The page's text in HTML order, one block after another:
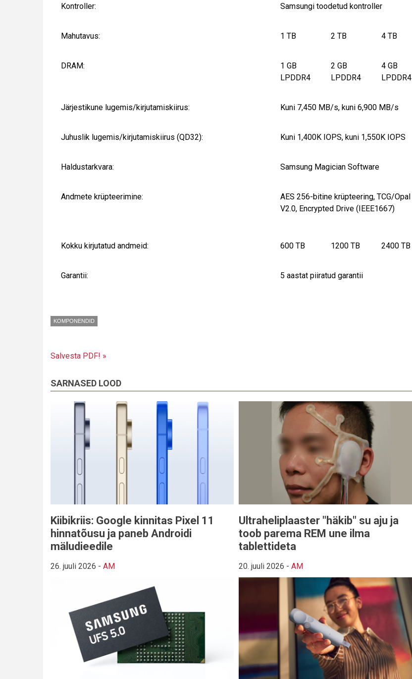
Kontroller: Samsungi toodetud kontroller
Mahutavus: 1 TB 2 TB 4 TB
DRAM:
1 GB
LPDDR4
2 GB
LPDDR4
4 GB
LPDDR4
Järjestikune lugemis/kirjutamiskiirus: Kuni 7,450 MB/s, kuni 6,900 MB/s
Juhuslik lugemis/kirjutamiskiirus (QD32): Kuni 1,400K IOPS, kuni 1,550K IOPS
Haldustarkvara: Samsung Magician Software
Andmete krüpteerimine:
AES 256-bitine krüpteering, TCG/Opal
V2.0, Encrypted Drive (IEEE1667)
Kokku kirjutatud andmeid: 600 TB 1200 TB 2400 TB
Garantii: 5 aastat piiratud garantii
KOMPONENDID
Salvesta PDF! »
SARNASED LOOD
Kiibikriis: Google kinnitas Pixel 11
hinnatõusu ja paneb Androidi
mäludieedile
26. juuli 2026 - AM
Ultraheliplaaster "häkib" su aju ja
toob parema REM une ilma
tablettideta
20. juuli 2026 - AM